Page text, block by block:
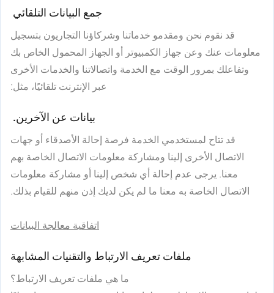
جمع البيانات التلقائي
قد نقوم نحن ومقدمو خدماتنا وشركاؤنا التجاريون بتسجيل
معلومات عنك وعن جهاز الكمبيوتر أو الجهاز المحمول الخاص بك
وتفاعلك بمرور الوقت مع الخدمة واتصالاتنا والخدمات الأخرى
عبر الإنترنت تلقائيًا، مثل:
بيانات عن الآخرين.
قد تتاح لمستخدمي الخدمة فرصة إحالة الأصدقاء أو جهات
الاتصال الأخرى إلينا ومشاركة معلومات الاتصال الخاصة بهم
معنا. يرجى عدم إحالة أي شخص إلينا أو مشاركة معلومات
الاتصال الخاصة به معنا ما لم يكن لديك إذن منهم للقيام بذلك.
اتفاقية معالجة البيانات
ملفات تعريف الارتباط والتقنيات المشابهة
ما هي ملفات تعريف الارتباط؟